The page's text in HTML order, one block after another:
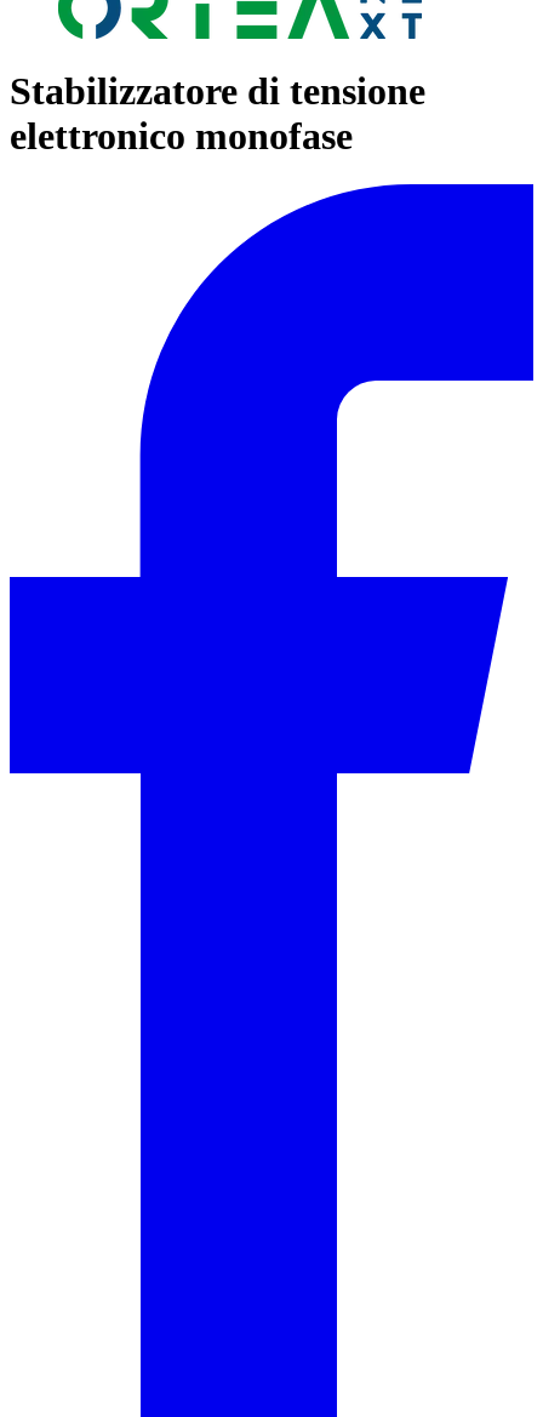
Stabilizzatore di tensione
elettronico monofase